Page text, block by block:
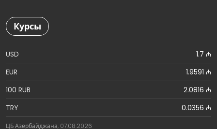
Курсы
USD
1.7 ₼
EUR
1.9591 ₼
100 RUB
2.0816 ₼
TRY
0.0356 ₼
ЦБ Азербайджана, 07.08.2026